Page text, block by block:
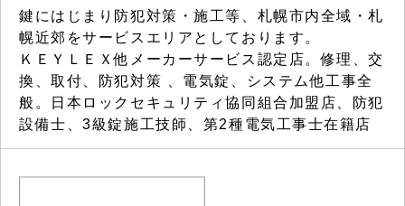
鍵にはじまり防犯対策・施工等、札幌市内全域・札
幌近郊をサービスエリアとしております。
ＫＥＹＬＥＸ他メーカーサービス認定店。修理、交
換、取付、防犯対策 、電気錠、システム他工事全
般。日本ロックセキュリティ協同組合加盟店、防犯
設備士、3級錠施工技師、第2種電気工事士在籍店